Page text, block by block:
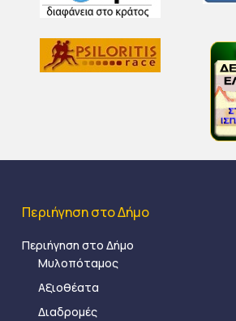
Περιήγηση στο Δήμο
Περιήγηση στο Δήμο
Μυλοπόταμος
Αξιοθέατα
Διαδρομές